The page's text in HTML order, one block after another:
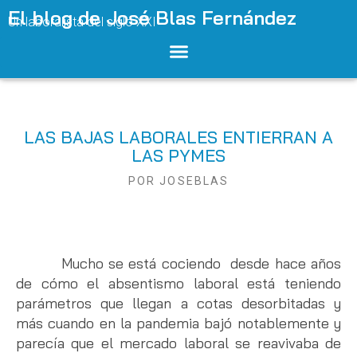
El blog de José Blas Fernández
Un laboralista del siglo XXI
LAS BAJAS LABORALES ENTIERRAN A
LAS PYMES
POR JOSEBLAS
Mucho se está cociendo desde hace años
de cómo el absentismo laboral está teniendo
parámetros que llegan a cotas desorbitadas y
más cuando en la pandemia bajó notablemente y
parecía que el mercado laboral se reavivaba de